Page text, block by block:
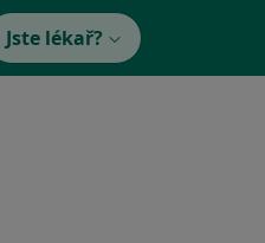
Jste lékař?